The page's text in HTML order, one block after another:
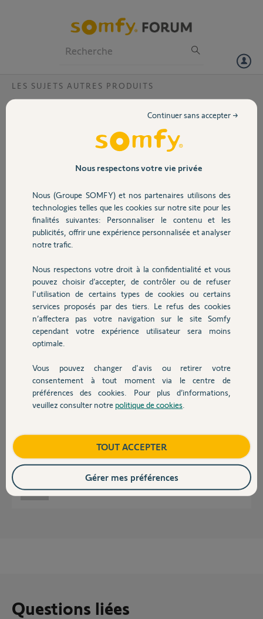
Volet
Sécurité
Domotique
Chauffage
Autres produits
Devis avec un pro
Contact
LES SUJETS AUTRES PRODUITS
quand un invité sonne a mon visiophone sur la platine de rue, ça
sonne à l'intérieur de mon domicile mais ça ne sonne pas dehors à la
il y a t-il une manipulation à faire svp?
christian F.
Participer au fil de discussion
Réponses
Bonjour
Non ! C'est le fonctionnement normal.
monde me dit que ma sonnette ne fonctionne pas, ce n'est pas pratique
christian F. il y a plus de 5 ans
Questions liées
Nous respectons votre vie privée
Nous (Groupe SOMFY) et nos partenaires utilisons des
technologies telles que les cookies sur notre site pour les
finalités suivantes: Personnaliser le contenu et les
publicités, offrir une expérience personnalisée et analyser
notre trafic.
Nous respectons votre droit à la confidentialité et vous
pouvez choisir d’accepter, de contrôler ou de refuser
l'utilisation de certains types de cookies ou certains
services proposés par des tiers. Le refus des cookies
n’affectera pas votre navigation sur le site Somfy
cependant votre expérience utilisateur sera moins
optimale.
Vous pouvez changer d'avis ou retirer votre
consentement à tout moment via le centre de
préférences des cookies. Pour plus d’informations,
veuillez consulter notre politique de cookies
Continuer sans accepter →
TOUT ACCEPTER
Gérer mes préférences